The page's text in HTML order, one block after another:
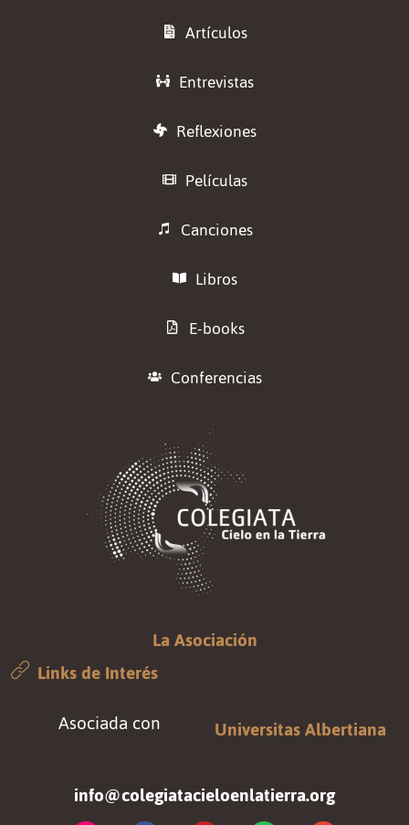
Artículos
Entrevistas
Reflexiones
Películas
Canciones
Libros
E-books
Conferencias
La Asociación
Links de Interés
Asociada con
Universitas Albertiana
info@colegiatacieloenlatierra.org